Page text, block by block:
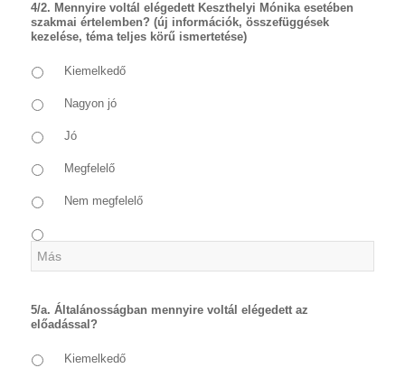
4/2. Mennyire voltál elégedett Keszthelyi Mónika esetében
szakmai értelemben? (új információk, összefüggések
kezelése, téma teljes körű ismertetése)
Kiemelkedő
Nagyon jó
Jó
Megfelelő
Nem megfelelő
5/a. Általánosságban mennyire voltál elégedett az
előadással?
Kiemelkedő